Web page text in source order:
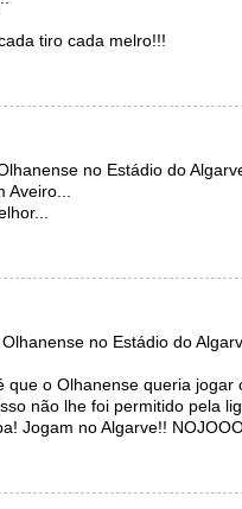
tiro cada melro!!!
no Estádio do
no Estádio do
que o Olhanense queria jogar
não lhe foi permitido pela
Jogam no Algarve!!